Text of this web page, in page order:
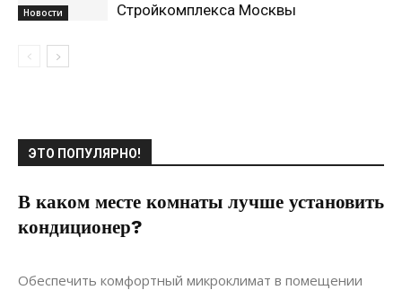
Новости
Стройкомплекса Москвы
ЭТО ПОПУЛЯРНО!
В каком месте комнаты лучше установить
кондиционер?
31.05.2022
Обеспечить комфортный микроклимат в помещении